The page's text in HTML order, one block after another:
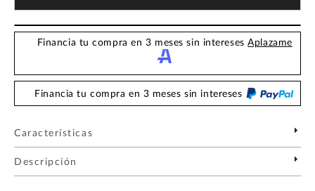
Financia tu compra en 3 meses sin interesesAplazame
Financia tu compra en 3 meses sin intereses
Características
Descripción